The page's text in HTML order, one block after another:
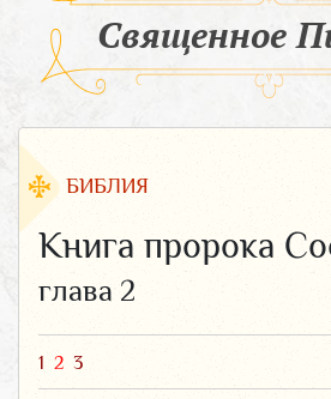
Священное
БИБЛИЯ
Книга пророка
глава 2
1 2 3